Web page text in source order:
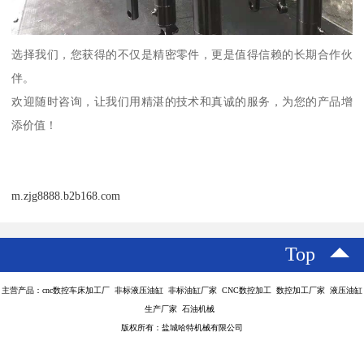
选择我们，您获得的不仅是精密零件，更是值得信赖的长期合作伙
伴。
欢迎随时咨询，让我们用精湛的技术和真诚的服务，为您的产品增
添价值！
m.zjg8888.b2b168.com
Top
主营产品：cnc数控车床加工厂 非标液压油缸 非标油缸厂家 CNC数控加工 数控加工厂家 液压油缸
生产厂家 石油机械
版权所有：盐城哈特机械有限公司